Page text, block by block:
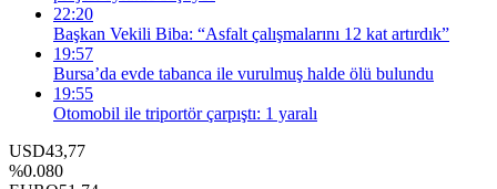
22:20
Başkan Vekili Biba: “Asfalt çalışmalarını 12 kat artırdık”
19:57
Bursa’da evde tabanca ile vurulmuş halde ölü bulundu
19:55
Otomobil ile triportör çarpıştı: 1 yaralı
USD43,77
%0.080